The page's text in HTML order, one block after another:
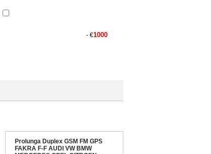
- €
Prolunga Duplex GSM FM GPS
FAKRA F-F AUDI VW BMW